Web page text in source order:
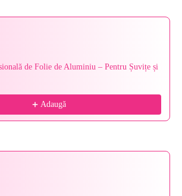
de Folie de Aluminiu – Pentru Șuvițe și
Adaugă